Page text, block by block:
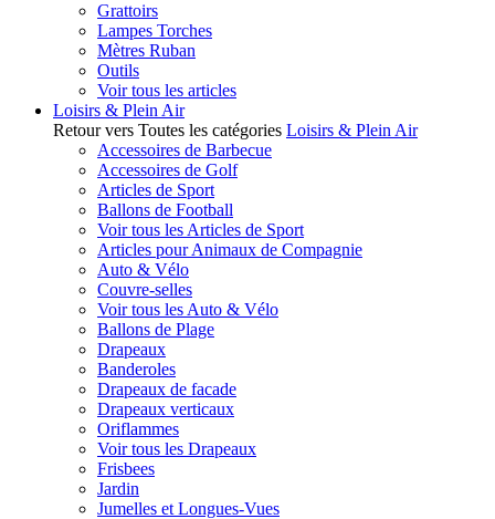
Grattoirs
Lampes Torches
Mètres Ruban
Outils
Voir tous les articles
Loisirs & Plein Air
Retour vers Toutes les catégories Loisirs & Plein Air
Accessoires de Barbecue
Accessoires de Golf
Articles de Sport
Ballons de Football
Voir tous les Articles de Sport
Articles pour Animaux de Compagnie
Auto & Vélo
Couvre-selles
Voir tous les Auto & Vélo
Ballons de Plage
Drapeaux
Banderoles
Drapeaux de facade
Drapeaux verticaux
Oriflammes
Voir tous les Drapeaux
Frisbees
Jardin
Jumelles et Longues-Vues